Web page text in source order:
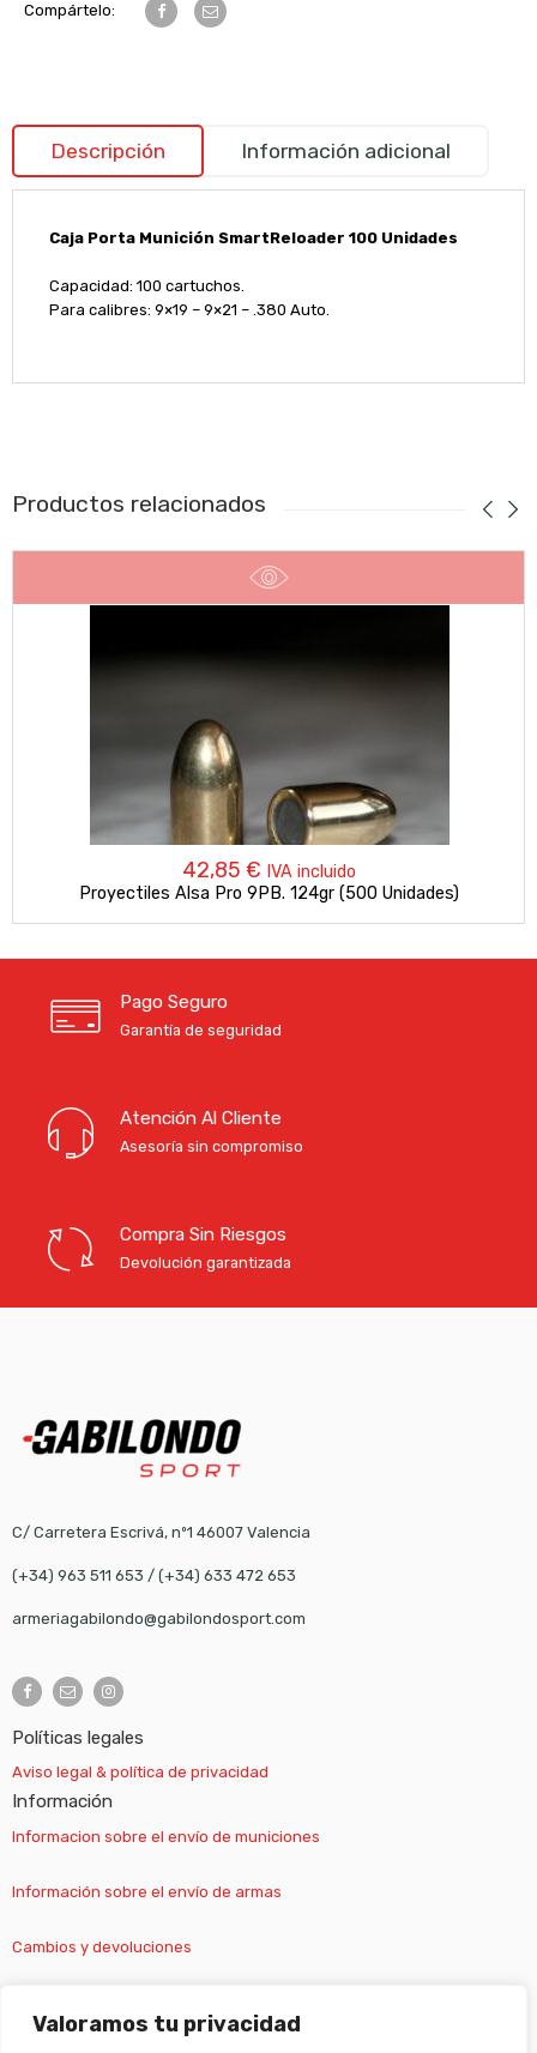
Valoramos tu privacidad
Compártelo:
Descripción Información adicional
Caja Porta Munición SmartReloader 100 Unidades
Capacidad: 100 cartuchos.
Para calibres: 9×19 – 9×21 – .380 Auto.
Productos relacionados
42,85 € IVA incluido
Proyectiles Alsa Pro 9PB. 124gr (500 Unidades)
Pago Seguro
Garantía de seguridad
Atención Al Cliente
Asesoría sin compromiso
Compra Sin Riesgos
Devolución garantizada
C/ Carretera Escrivá, nº1 46007 Valencia
(+34) 963 511 653 / (+34) 633 472 653
armeriagabilondo@gabilondosport.com
Políticas legales
Aviso legal & política de privacidad
Información
Informacion sobre el envío de municiones
Información sobre el envío de armas
Cambios y devoluciones
Suscripción newsletter